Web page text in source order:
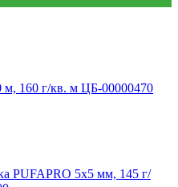
м, 160 г/кв. м ЦБ-00000470